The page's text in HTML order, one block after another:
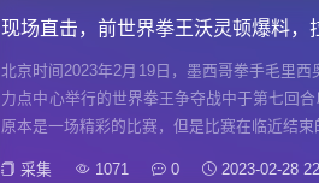
现场直击，前世界拳王沃灵顿爆料，
北京时间2023年2月19日，墨西哥拳手毛里
力点中心举行的世界拳王争夺战中于第七回
原本是一场精彩的比赛，但是比赛在临近结束
采集 1071 0 2023-02-28